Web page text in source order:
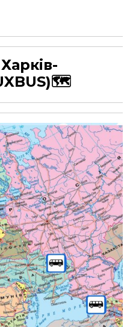
Харків-
🗺